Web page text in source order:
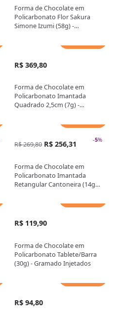
Forma de Chocolate em
Policarbonato Flor Sakura
Simone Izumi (58g) -
R$ 369,80
Forma de Chocolate em
Policarbonato Imantada
Quadrado 2,5cm (7g) -
-5%
R$ 269,80 R$ 256,31
Forma de Chocolate em
Policarbonato Imantada
Retangular Cantoneira (14g) -
R$ 119,90
Forma de Chocolate em
Policarbonato Tablete/Barra
(30g) - Gramado Injetados
R$ 94,80